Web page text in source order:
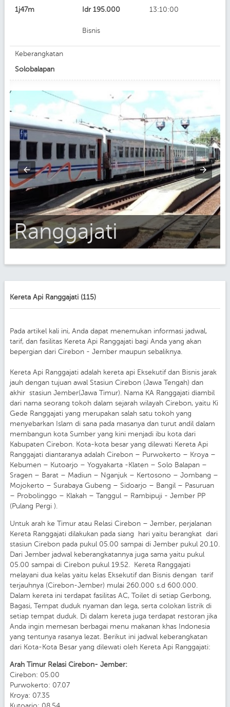
1j47m
Idr 195.000
Bisnis
13:10:00
Keberangkatan
Solobalapan
Ranggajati
Kereta Api Ranggajati (115)
Pada artikel kali ini, Anda dapat menemukan informasi jadwal,
tarif, dan fasilitas Kereta Api Ranggajati bagi Anda yang akan
bepergian dari Cirebon - Jember maupun sebaliknya.
Kereta Api Ranggajati adalah kereta api Eksekutif dan Bisnis jarak
jauh dengan tujuan awal Stasiun Cirebon (Jawa Tengah) dan
akhir stasiun Jember(Jawa Timur). Nama KA Ranggajati diambil
dari nama seorang tokoh dalam sejarah wilayah Cirebon, yaitu Ki
Gede Ranggajati yang merupakan salah satu tokoh yang
menyebarkan Islam di sana pada masanya dan turut andil dalam
membangun kota Sumber yang kini menjadi ibu kota dari
Kabupaten Cirebon. Kota-kota besar yang dilewati Kereta Api
Ranggajati diantaranya adalah Cirebon – Purwokerto – Kroya –
Kebumen – Kutoarjo – Yogyakarta -Klaten – Solo Balapan –
Sragen – Barat – Madiun – Nganjuk – Kertosono – Jombang –
Mojokerto – Surabaya Gubeng – Sidoarjo – Bangil – Pasuruan
– Probolinggo – Klakah – Tanggul – Rambipuji - Jember PP
(Pulang Pergi ).
Untuk arah ke Timur atau Relasi Cirebon – Jember, perjalanan
Kereta Ranggajati dilakukan pada siang hari yaitu berangkat dari
stasiun Cirebon pada pukul 05.00 sampai di Jember pukul 20.10.
Dari Jember jadwal keberangkatannya juga sama yaitu pukul
05.00 sampai di Cirebon pukul 19.52. Kereta Ranggajati
melayani dua kelas yaitu kelas Eksekutif dan Bisnis dengan tarif
terjauhnya (Cirebon-Jember) mulai 260.000 s.d 600.000.
Dalam kereta ini terdapat fasilitas AC, Toilet di setiap Gerbong,
Bagasi, Tempat duduk nyaman dan lega, serta colokan listrik di
setiap tempat duduk. Di dalam kereta juga terdapat restoran jika
Anda ingin memesan berbagai menu makanan khas Indonesia
yang tentunya rasanya lezat. Berikut ini jadwal keberangkatan
dari Kota-Kota Besar yang dilewati oleh Kereta Api Ranggajati:
Arah Timur Relasi Cirebon- Jember:
Cirebon: 05.00
Purwokerto: 07.07
Kroya: 07.35